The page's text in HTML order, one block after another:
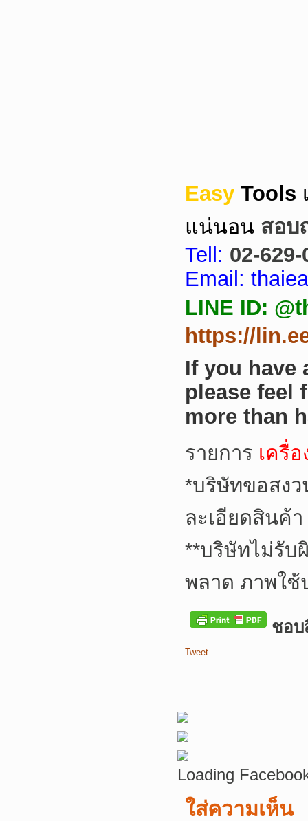
Easy Tools
แน่นอน สอบ
Tell: 02-629-
Email:
LINE ID:
https://
If you have
please feel
more than
รายการ เครื่
*บริษัทขอสงว
ละเอียดสินค้
**บริษัทไม่รับ
พลาด ภาพใ
ชอบ
Tweet
Loading
ใส่ความเห็น